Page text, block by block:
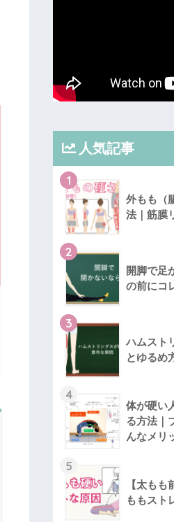
人気記事
1
外もも（
法｜筋膜
2
開脚で足
の前にコ
3
ハムスト
とゆるめ
4
体が硬い
る方法｜
んなメリ
5
【太も
ももスト